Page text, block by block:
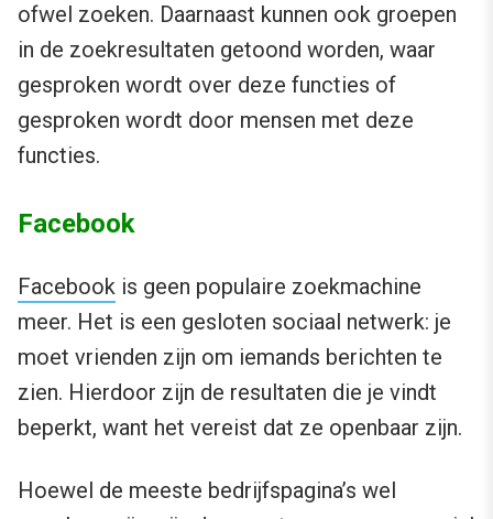
ofwel zoeken. Daarnaast kunnen ook groepen
in de zoekresultaten getoond worden, waar
gesproken wordt over deze functies of
gesproken wordt door mensen met deze
functies.
Facebook
Facebook is geen populaire zoekmachine
meer. Het is een gesloten sociaal netwerk: je
moet vrienden zijn om iemands berichten te
zien. Hierdoor zijn de resultaten die je vindt
beperkt, want het vereist dat ze openbaar zijn.
Hoewel de meeste bedrijfspagina’s wel